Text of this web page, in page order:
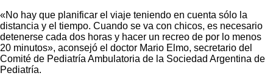
«No hay que planificar el viaje teniendo en cuenta sólo la
distancia y el tiempo. Cuando se va con chicos, es necesario
detenerse cada dos horas y hacer un recreo de por lo menos
20 minutos», aconsejó el doctor Mario Elmo, secretario del
Comité de Pediatría Ambulatoria de la Sociedad Argentina de
Pediatría.